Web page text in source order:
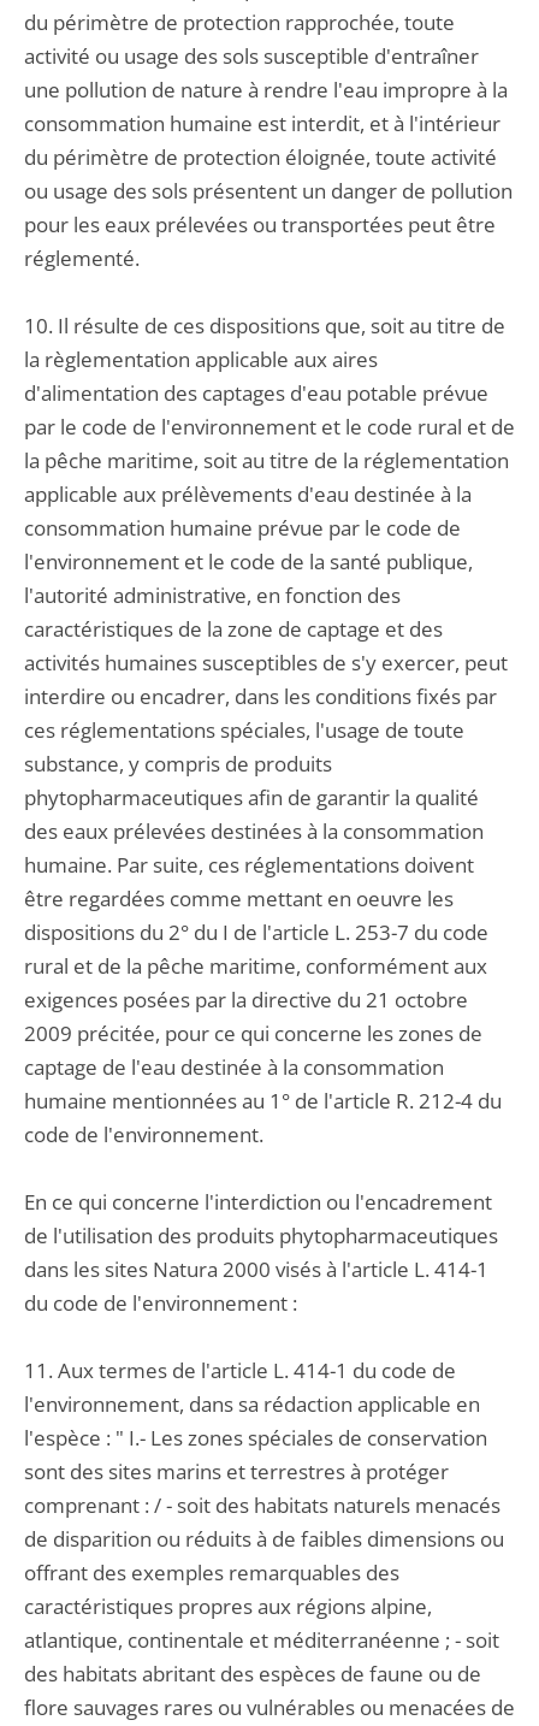
du périmètre de protection rapprochée, toute
activité ou usage des sols susceptible d'entraîner
une pollution de nature à rendre l'eau impropre à la
consommation humaine est interdit, et à l'intérieur
du périmètre de protection éloignée, toute activité
ou usage des sols présentent un danger de pollution
pour les eaux prélevées ou transportées peut être
réglementé.
10. Il résulte de ces dispositions que, soit au titre de
la règlementation applicable aux aires
d'alimentation des captages d'eau potable prévue
par le code de l'environnement et le code rural et de
la pêche maritime, soit au titre de la réglementation
applicable aux prélèvements d'eau destinée à la
consommation humaine prévue par le code de
l'environnement et le code de la santé publique,
l'autorité administrative, en fonction des
caractéristiques de la zone de captage et des
activités humaines susceptibles de s'y exercer, peut
interdire ou encadrer, dans les conditions fixés par
ces réglementations spéciales, l'usage de toute
substance, y compris de produits
phytopharmaceutiques afin de garantir la qualité
des eaux prélevées destinées à la consommation
humaine. Par suite, ces réglementations doivent
être regardées comme mettant en oeuvre les
dispositions du 2° du I de l'article L. 253-7 du code
rural et de la pêche maritime, conformément aux
exigences posées par la directive du 21 octobre
2009 précitée, pour ce qui concerne les zones de
captage de l'eau destinée à la consommation
humaine mentionnées au 1° de l'article R. 212-4 du
code de l'environnement.
En ce qui concerne l'interdiction ou l'encadrement
de l'utilisation des produits phytopharmaceutiques
dans les sites Natura 2000 visés à l'article L. 414-1
du code de l'environnement :
11. Aux termes de l'article L. 414-1 du code de
l'environnement, dans sa rédaction applicable en
l'espèce : " I.- Les zones spéciales de conservation
sont des sites marins et terrestres à protéger
comprenant : / - soit des habitats naturels menacés
de disparition ou réduits à de faibles dimensions ou
offrant des exemples remarquables des
caractéristiques propres aux régions alpine,
atlantique, continentale et méditerranéenne ; - soit
des habitats abritant des espèces de faune ou de
flore sauvages rares ou vulnérables ou menacées de